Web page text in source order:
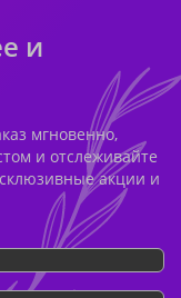
и
мгновенно,
и отслеживайте
акции и